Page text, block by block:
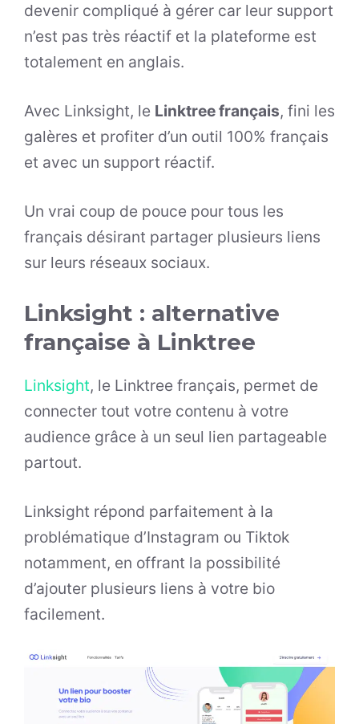
devenir compliqué à gérer car leur support
n’est pas très réactif et la plateforme est
totalement en anglais.
Avec Linksight, le Linktree français, fini les
galères et profiter d’un outil 100% français
et avec un support réactif.
Un vrai coup de pouce pour tous les
français désirant partager plusieurs liens
sur leurs réseaux sociaux.
Linksight : alternative
française à Linktree
Linksight, le Linktree français, permet de
connecter tout votre contenu à votre
audience grâce à un seul lien partageable
partout.
Linksight répond parfaitement à la
problématique d’Instagram ou Tiktok
notamment, en offrant la possibilité
d’ajouter plusieurs liens à votre bio
facilement.